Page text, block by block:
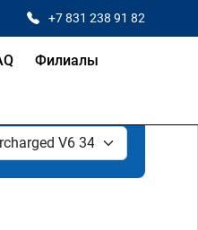
+7 831 238 91 82
Филиалы